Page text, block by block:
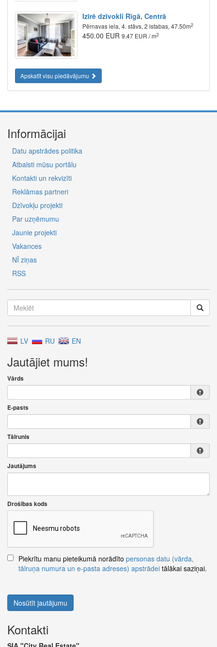
Izīrē dzīvokli Rīgā, Centrā
Pērnavas iela, 4. stāvs, 2 istabas, 47.50m2
450.00 EUR 9.47 EUR / m2
Apskatīt visu piedāvājumu
Informācijai
Datu apstrādes politika
Atbalsti mūsu portālu
Kontakti un rekvizīti
Reklāmas partneri
Dzīvokļu projekti
Par uzņēmumu
Jaunie projekti
Vakances
NĪ ziņas
RSS
LV RU EN
Jautājiet mums!
Vārds
E-pasts
Tālrunis
Jautājums
Drošības kods
Piekrītu manu pieteikumā norādīto personas datu (vārda,
tālruņa numura un e-pasta adreses) apstrādei tālākai saziņai.
Nosūtīt jautājumu
Kontakti